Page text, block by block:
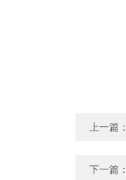
上一篇
下一篇